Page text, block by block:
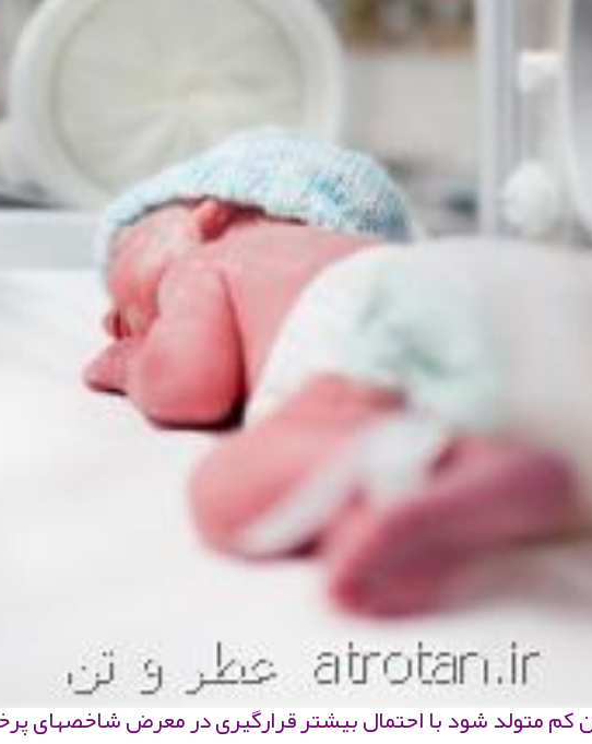
كم متولد شود با احتمال بیشتر قرارگیری در معرض شاخصهای